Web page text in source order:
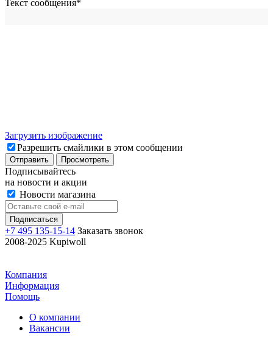
Текст сообщения*
Загрузить изображение
Разрешить смайлики в этом сообщении
Подписывайтесь
на новости и акции
Новости магазина
+7 495 135-15-14 Заказать звонок
2008-2025 Kupiwoll
Компания
Информация
Помощь
О компании
Вакансии